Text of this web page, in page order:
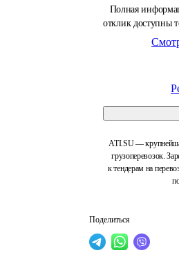
Полная
отклик доступны
ATI.SU —
грузоперевозок.
к тендерам на
Поделиться